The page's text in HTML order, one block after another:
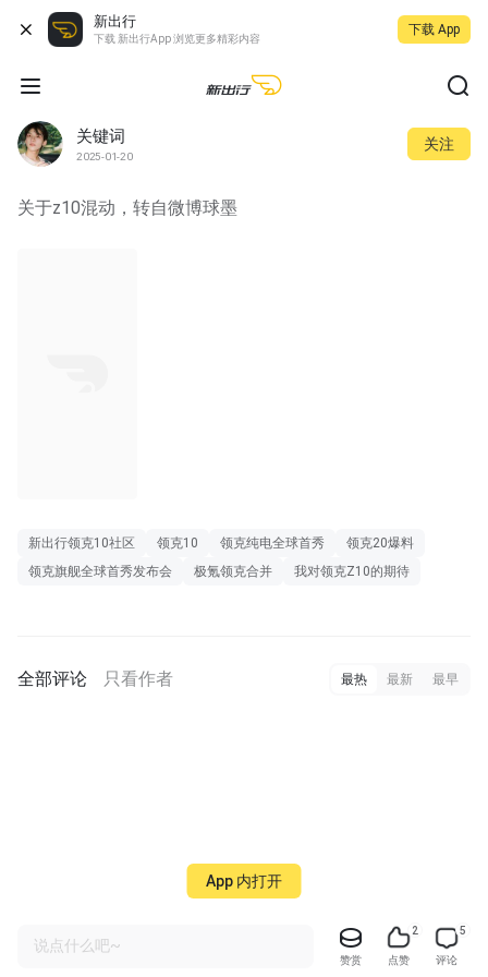
新出行
下载 新出行App 浏览更多精彩内容
下载 App
关键词
2025-01-20
关注
关于z10混动，转自微博球墨
新出行领克10社区 领克10 领克纯电全球首秀
领克20爆料
领克旗舰全球首秀发布会
极氪领克合并 我对领克Z10的期待
全部评论 只看作者 最热 最新 最早
说点什么吧~
赞赏
2
点赞
5
评论
App 内打开